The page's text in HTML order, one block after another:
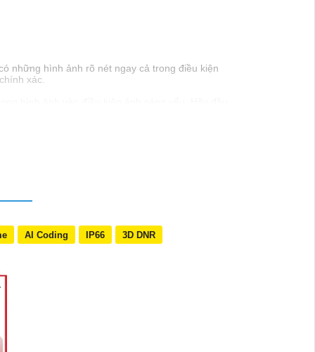
những hình ảnh rõ nét ngay cả trong điều kiện
xác.
AI Coding IP66 3D DNR